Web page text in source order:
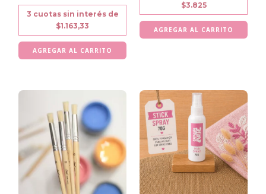
3 cuotas sin interés de
$1.163,33
$3.825